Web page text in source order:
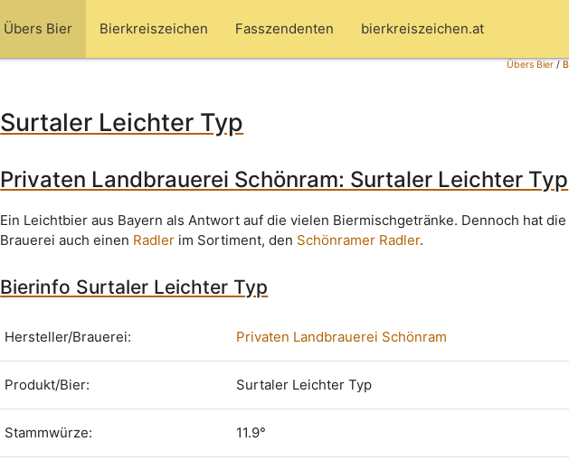
Übers Bier Bierkreiszeichen Fasszendenten bierkreiszeichen.at
Übers Bier/
Surtaler Leichter Typ
Privaten Landbrauerei Schönram: Surtaler Leichter Typ
Ein Leichtbier aus Bayern als Antwort auf die vielen Biermischgetränke. Dennoch hat die
Brauerei auch einen Radler im Sortiment, den Schönramer Radler.
Bierinfo Surtaler Leichter Typ
Hersteller/Brauerei: Privaten Landbrauerei Schönram
Produkt/Bier: Surtaler Leichter Typ
Stammwürze: 11.9°